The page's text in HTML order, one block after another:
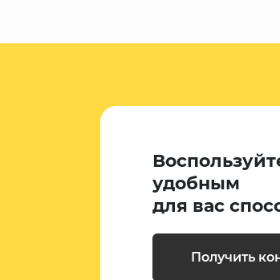
удобным
для вас
Получить